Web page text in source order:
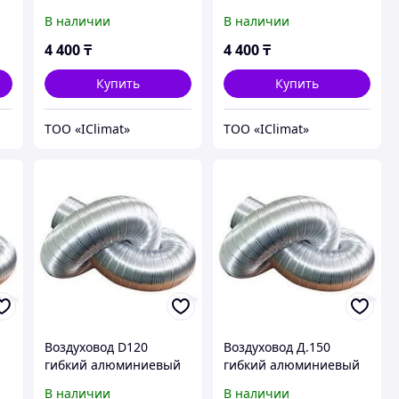
Ø110 для вентиляции
бухта 30 м
В наличии
4 400 ₸
Купить
ТОО «IClimat»
Ø110 для вентиляции
бухта 30 м
В наличии
4 400₸
Купить
ТОО «IClimat»
Воздуховод D120
гибкий алюминиевый
В наличии
Воздуховод Д.150
гибкий алюминиевый
В наличии